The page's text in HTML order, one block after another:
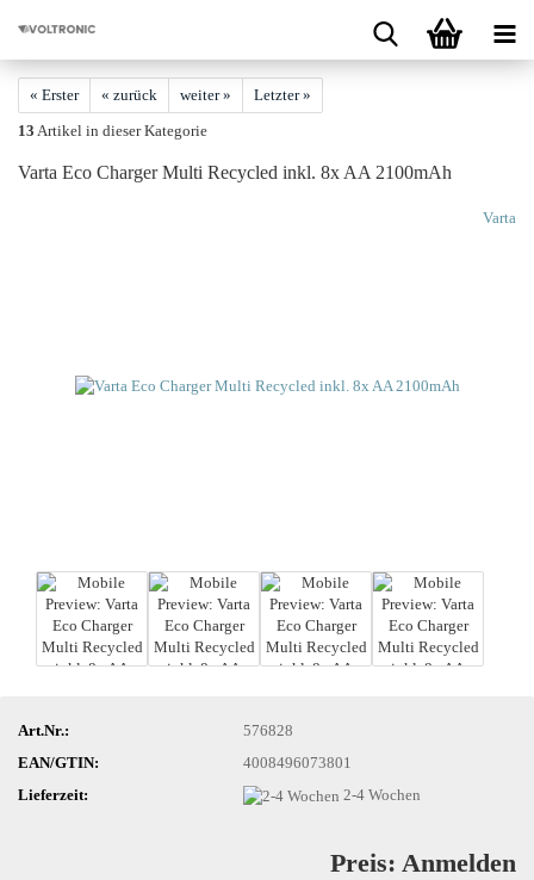
« Erster « zurück weiter »
Letzter »
13 Artikel in dieser Kategorie
Varta Eco Char­ger Multi Re­cy­cled inkl. 8x AA 2100mAh
Varta
Art.Nr.:
576828
EAN/GTIN:
4008496073801
Lieferzeit:
2-4 Wochen
Preis: Anmelden